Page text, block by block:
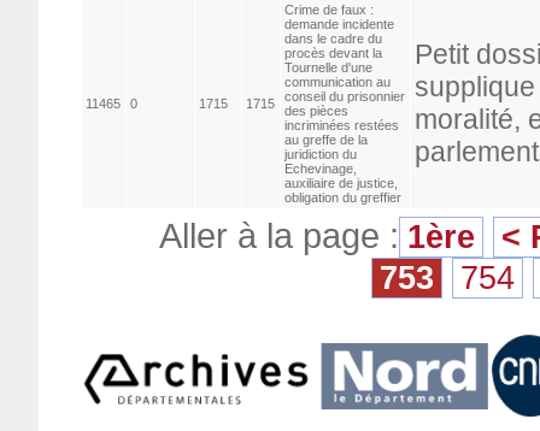
11465 0 1715 1715
Crime de faux :
demande incidente
dans le cadre du
procès devant la
Tournelle d'une
communication au
conseil du prisonnier
des pièces
incriminées restées
au greffe de la
juridiction du
Echevinage,
auxiliaire de justice,
obligation du greffier
Petit
moralité,
parlement
Aller à la page : 1ère
<
753
754